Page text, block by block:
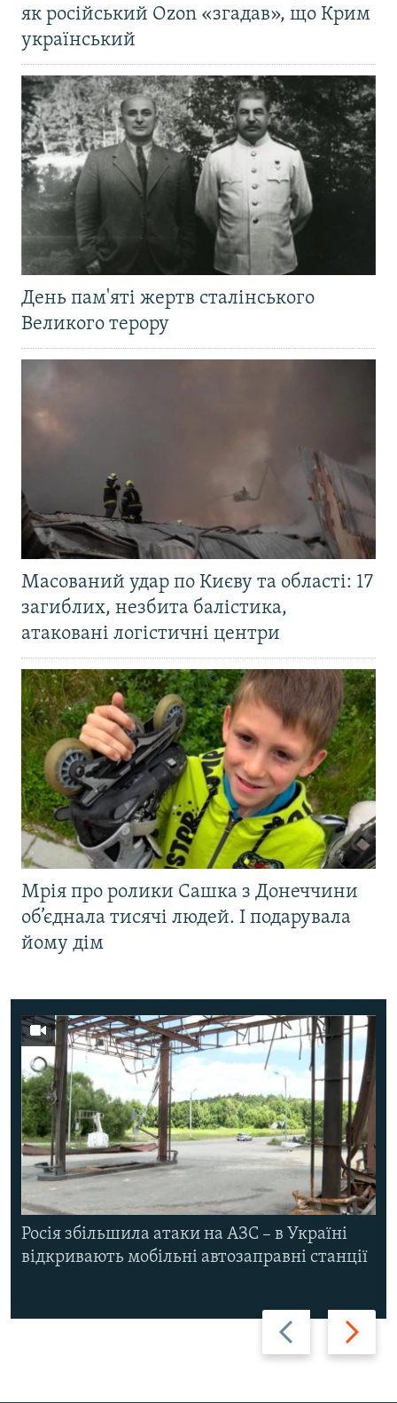
як російський Ozon «згадав», що Крим
український
День пам'яті жертв сталінського
Великого терору
Масований удар по Києву та області: 17
загиблих, незбита балістика,
атаковані логістичні центри
Мрія про ролики Сашка з Донеччини
об’єднала тисячі людей. І подарувала
йому дім
Назад Вперед
Росія збільшила атаки на АЗС – в Україні
відкривають мобільні автозаправні станції